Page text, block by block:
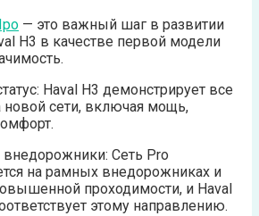
— это важный шаг в развитии
H3 в качестве первой модели
Haval H3 демонстрирует все
сети, включая мощь,
внедорожники: Сеть Pro
на рамных внедорожниках и
проходимости, и Haval
этому направлению.